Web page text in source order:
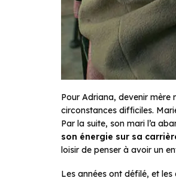
Pour Adriana, devenir mère
circonstances difficiles.
Par la suite, son mari l’a
son énergie sur sa
loisir de penser à avoir un
Les années ont défilé, et